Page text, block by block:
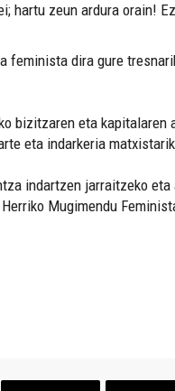
hartu zeun ardura orain!
dira gure
bizitzaren eta
eta indarkeria
indartzen jarraitzeko
Mugimendu